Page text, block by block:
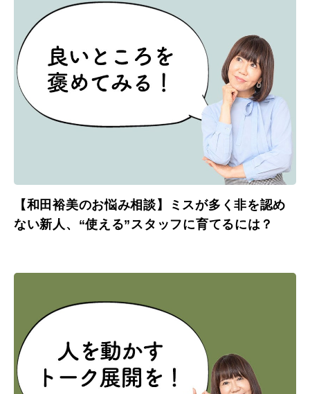
【和田裕美のお悩み相談】ミスが多く非を認め
ない新人、“使える”スタッフに育てるには？